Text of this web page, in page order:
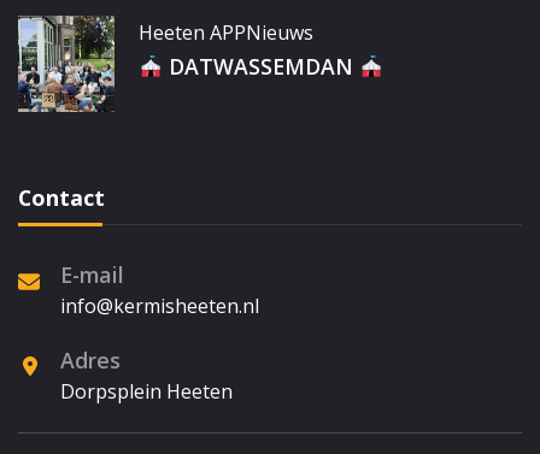
Heeten APPNieuws
DATWASSEMDAN
Contact
E-mail
info@kermisheeten.nl
Adres
Dorpsplein Heeten